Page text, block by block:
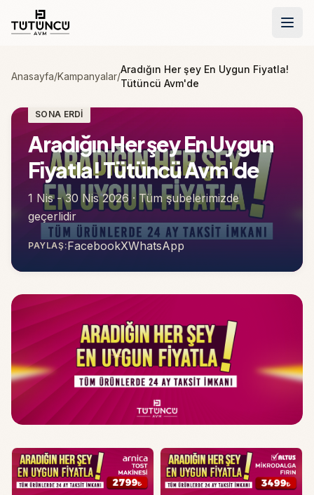
İçeriğe geç
Anasayfa/Kampanyalar/
Aradığın Her şey En Uygun Fiyatla!
Tütüncü Avm'de
SONA ERDI
Aradığın Her şey En Uygun
Fiyatla! Tütüncü Avm'de
1 Nis - 30 Nis 2026 · Tüm şubelerimizde
geçerlidir
PAYLAŞ:Facebook
(yeni sekmede açılır)
X
(yeni sekmede açılır)
WhatsApp
(yeni sekmede açılır)